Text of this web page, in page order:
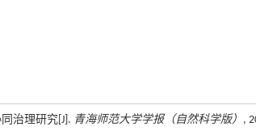
治理研究[J]. 青海师范大学学报（自然科学版） ,